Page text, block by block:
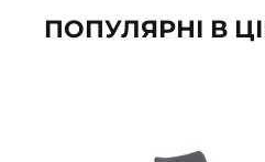
ПОПУЛЯРНІ В